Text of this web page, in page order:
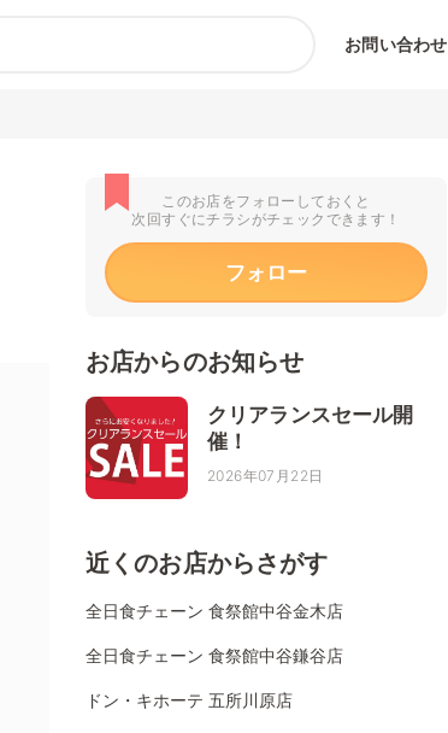
お問い合わせ
このお店をフォローしておくと
次回すぐにチラシがチェックできます！
フォロー
お店からのお知らせ
クリアランスセール開
催！
2026年07月22日
近くのお店からさがす
全日食チェーン 食祭館中谷金木店
全日食チェーン 食祭館中谷鎌谷店
ドン・キホーテ 五所川原店